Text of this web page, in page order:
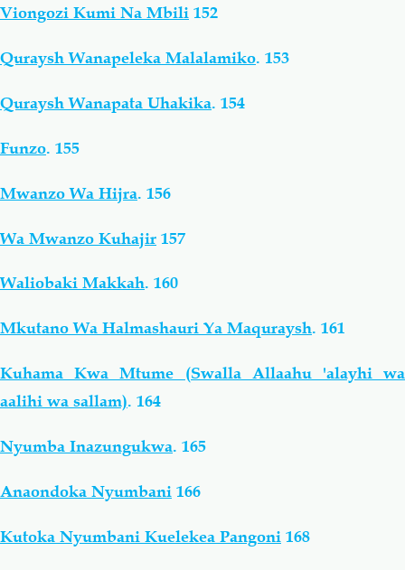
Viongozi Kumi Na Mbili 152
Quraysh Wanapeleka Malalamiko. 153
Quraysh Wanapata Uhakika. 154
Funzo. 155
Mwanzo Wa Hijra. 156
Wa Mwanzo Kuhajir 157
Waliobaki Makkah. 160
Mkutano Wa Halmashauri Ya Maquraysh. 161
Kuhama Kwa Mtume (Swalla Allaahu 'alayhi wa
aalihi wa sallam). 164
Nyumba Inazungukwa. 165
Anaondoka Nyumbani 166
Kutoka Nyumbani Kuelekea Pangoni 168